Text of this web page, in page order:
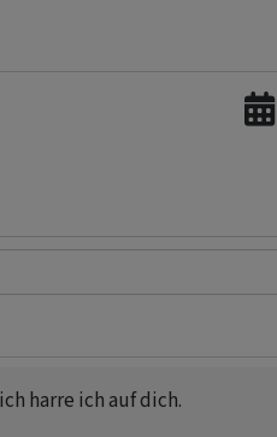
harre ich auf dich.